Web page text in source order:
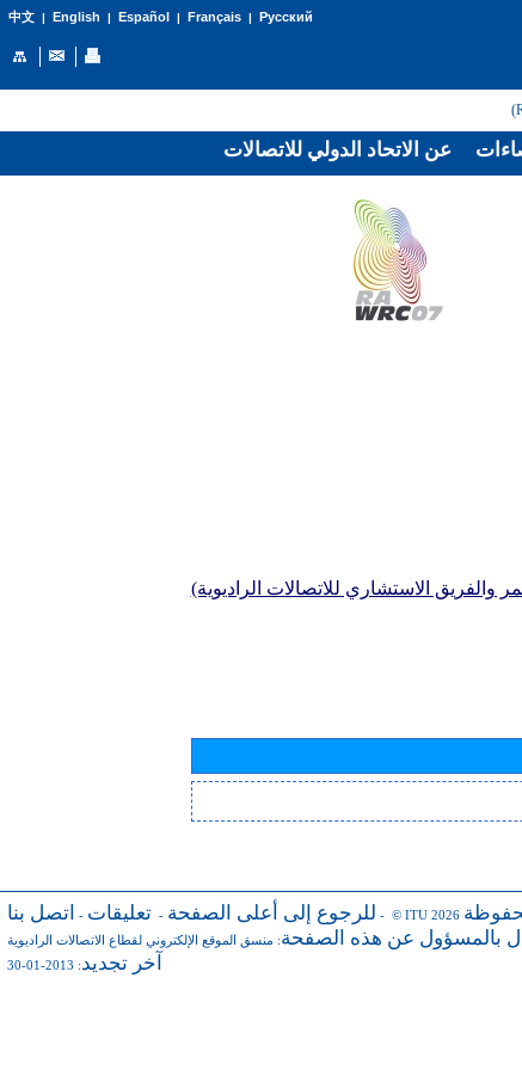
中文| English | Español | Français| Русский
والفريق الاستشاري للاتصالات الراديوية)
للرجوع إلى أعلى الصفحة - تعليقات - اتصل بنا - © ITU 2026
بالمسؤول عن هذه الصفحة: منسق الموقع الإلكتروني لقطاع الاتصالات الراديوية
آخر تجديد: 2013-01-30
عن الاتحاد الدولي للاتصالات